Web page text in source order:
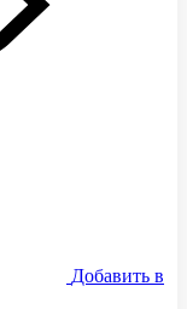
Добавить в